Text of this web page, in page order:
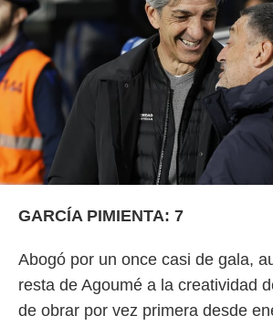
GARCÍA PIMIENTA: 7
Abogó por un once casi de gala,
resta de Agoumé a la creatividad
de obrar por vez primera desde